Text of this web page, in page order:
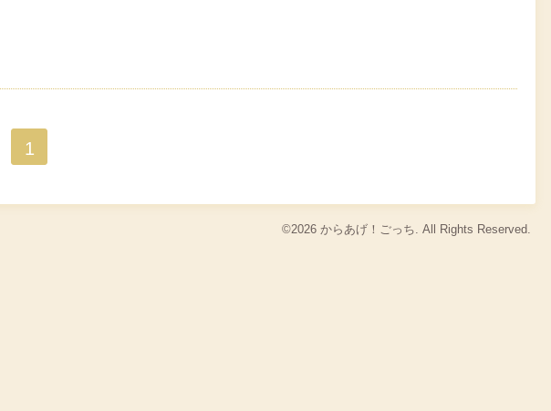
1
©2026 からあげ！ごっち . All Rights Reserved.